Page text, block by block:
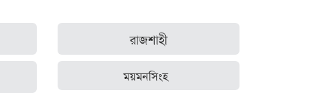
রাজশাহী
ময়মনসিংহ